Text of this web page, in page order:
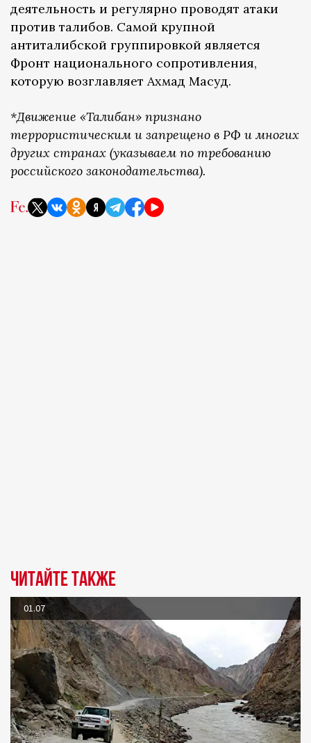
деятельность и регулярно проводят атаки
против талибов. Самой крупной
антиталибской группировкой является
Фронт национального сопротивления,
которую возглавляет Ахмад Масуд.
*Движение «Талибан» признано
террористическим и запрещено в РФ и многих
других странах (указываем по требованию
российского законодательства).
Читайте также
01.07